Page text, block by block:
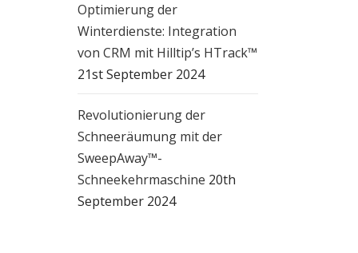
Optimierung der
Winterdienste: Integration
von CRM mit Hilltip’s HTrack™
21st September 2024
Revolutionierung der
Schneeräumung mit der
SweepAway™-
Schneekehrmaschine 20th
September 2024